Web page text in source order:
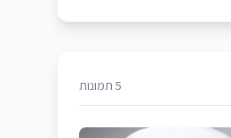
5 תמונות